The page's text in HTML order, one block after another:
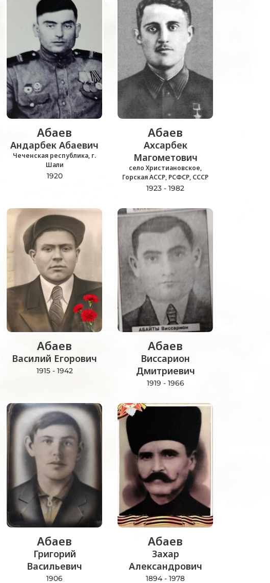
Абаев
Андарбек Абаевич
Чеченская республика, г.
Шали
1920
Абаев
Ахсарбек
Магометович
село Христиановское,
Горская АССР, РСФСР, СССР
1923 - 1982
Абаев
Василий Егорович
1915 - 1942
Абаев
Виссарион
Дмитриевич
1919 - 1966
Абаев
Григорий
Васильевич
1906
Абаев
Захар
Александрович
1894 - 1978